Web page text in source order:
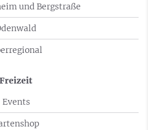
und Bergstraße
Freizeit
Events